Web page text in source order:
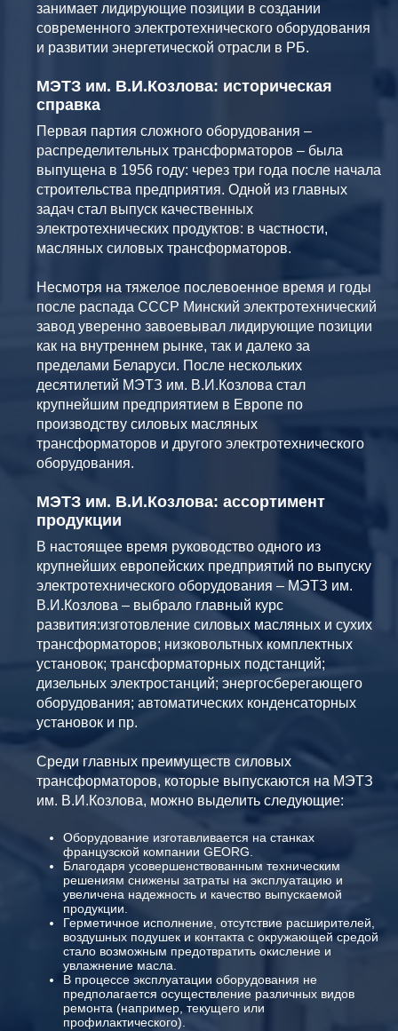
занимает лидирующие позиции в создании
современного электротехнического оборудования
и развитии энергетической отрасли в РБ.
МЭТЗ им. В.И.Козлова: историческая
справка
Первая партия сложного оборудования –
распределительных трансформаторов – была
выпущена в 1956 году: через три года после начала
строительства предприятия. Одной из главных
задач стал выпуск качественных
электротехнических продуктов: в частности,
масляных силовых трансформаторов.
Несмотря на тяжелое послевоенное время и годы
после распада СССР Минский электротехнический
завод уверенно завоевывал лидирующие позиции
как на внутреннем рынке, так и далеко за
пределами Беларуси. После нескольких
десятилетий МЭТЗ им. В.И.Козлова стал
крупнейшим предприятием в Европе по
производству силовых масляных
трансформаторов и другого электротехнического
оборудования.
МЭТЗ им. В.И.Козлова: ассортимент
продукции
В настоящее время руководство одного из
крупнейших европейских предприятий по выпуску
электротехнического оборудования – МЭТЗ им.
В.И.Козлова – выбрало главный курс
развития:изготовление силовых масляных и сухих
трансформаторов; низковольтных комплектных
установок; трансформаторных подстанций;
дизельных электростанций; энергосберегающего
оборудования; автоматических конденсаторных
установок и пр.
Среди главных преимуществ силовых
трансформаторов, которые выпускаются на МЭТЗ
им. В.И.Козлова, можно выделить следующие:
Оборудование изготавливается на станках
французской компании GEORG.
Благодаря усовершенствованным техническим
решениям снижены затраты на эксплуатацию и
увеличена надежность и качество выпускаемой
продукции.
Герметичное исполнение, отсутствие расширителей,
воздушных подушек и контакта с окружающей средой
стало возможным предотвратить окисление и
увлажнение масла.
В процессе эксплуатации оборудования не
предполагается осуществление различных видов
ремонта (например, текущего или
профилактического).